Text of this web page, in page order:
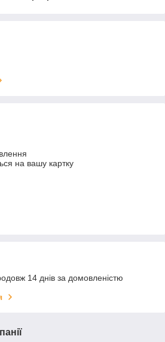
на вашу картку
14 днів за домовленістю